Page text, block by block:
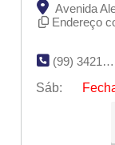
Avenida
Endereço
(99) 3421-2174
Sáb: